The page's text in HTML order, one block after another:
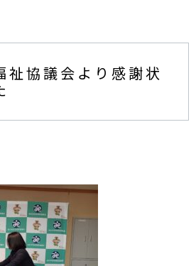
祉協議会より感謝状